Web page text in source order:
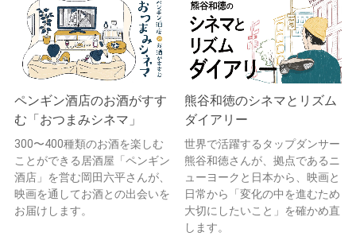
ペンギン酒店のお酒がすす
む「おつまみシネマ」
300〜400種類のお酒を楽しむ
ことができる居酒屋「ペンギン
酒店」を営む岡田六平さんが、
映画を通してお酒との出会いを
お届けします。
熊谷和徳のシネマとリズム
ダイアリー
世界で活躍するタップダンサー
熊谷和徳さんが、拠点であるニ
ューヨークと日本から、映画と
日常から「変化の中を進むため
大切にしたいこと」を確かめ直
します。